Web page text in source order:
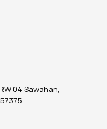
04 Sawahan,